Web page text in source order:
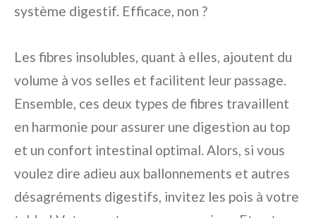
système digestif. Efficace, non ?
Les fibres insolubles, quant à elles, ajoutent du
volume à vos selles et facilitent leur passage.
Ensemble, ces deux types de fibres travaillent
en harmonie pour assurer une digestion au top
et un confort intestinal optimal. Alors, si vous
voulez dire adieu aux ballonnements et autres
désagréments digestifs, invitez les pois à votre